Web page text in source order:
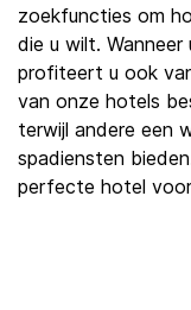
zoekfuncties om
die u wilt. Wanneer
profiteert u ook
van onze hotels
terwijl andere een
spadiensten
perfecte hotel